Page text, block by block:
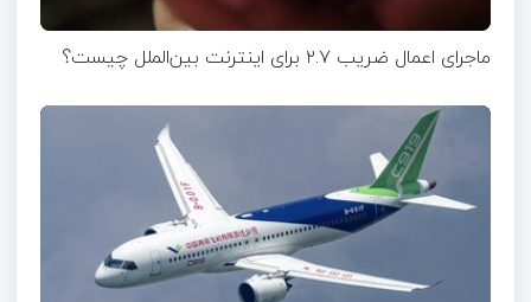
ماجرای اعمال ضریب ۲.۷ برای اینترنت بین‌الملل چیست؟